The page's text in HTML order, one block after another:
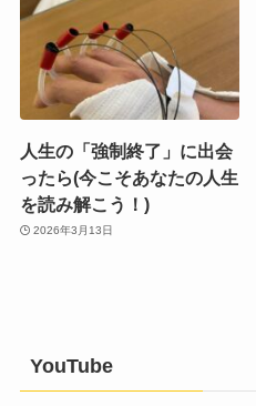
人生の「強制終了」に出会
ったら(今こそあなたの人生
を読み解こう！)
2026年3月13日
YouTube